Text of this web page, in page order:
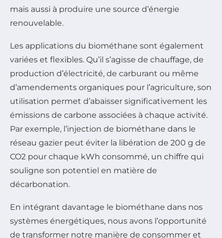
mais aussi à produire une source d’énergie
renouvelable.
Les applications du biométhane sont également
variées et flexibles. Qu’il s’agisse de chauffage, de
production d’électricité, de carburant ou même
d’amendements organiques pour l’agriculture, son
utilisation permet d’abaisser significativement les
émissions de carbone associées à chaque activité.
Par exemple, l’injection de biométhane dans le
réseau gazier peut éviter la libération de 200 g de
CO2 pour chaque kWh consommé, un chiffre qui
souligne son potentiel en matière de
décarbonation.
En intégrant davantage le biométhane dans nos
systèmes énergétiques, nous avons l’opportunité
de transformer notre manière de consommer et